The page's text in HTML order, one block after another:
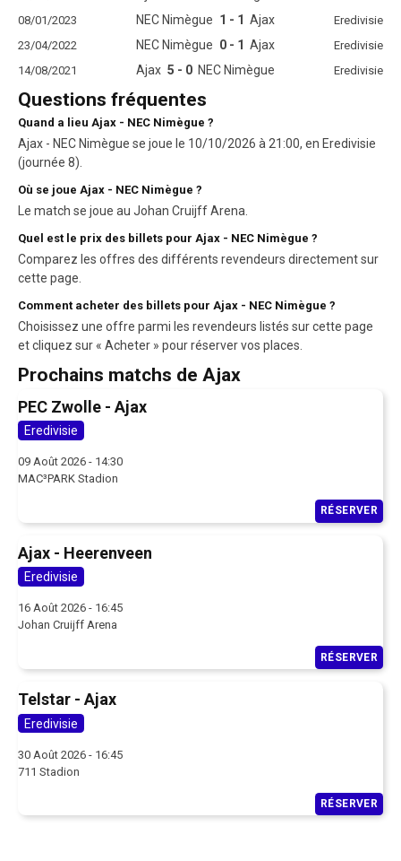
08/01/2023
NEC Nimègue 1 - 1 Ajax
Eredivisie
23/04/2022
NEC Nimègue 0 - 1 Ajax
Eredivisie
14/08/2021
Ajax 5 - 0 NEC Nimègue Eredivisie
Questions fréquentes
Quand a lieu Ajax - NEC Nimègue ?
Ajax - NEC Nimègue se joue le 10/10/2026 à 21:00, en Eredivisie
(journée 8).
Où se joue Ajax - NEC Nimègue ?
Le match se joue au Johan Cruijff Arena.
Quel est le prix des billets pour Ajax - NEC Nimègue ?
Comparez les offres des différents revendeurs directement sur
cette page.
Comment acheter des billets pour Ajax - NEC Nimègue ?
Choisissez une offre parmi les revendeurs listés sur cette page
et cliquez sur « Acheter » pour réserver vos places.
Prochains matchs de Ajax
PEC Zwolle - Ajax
Eredivisie
09 Août 2026 - 14:30
MAC³PARK Stadion
RÉSERVER
Ajax - Heerenveen
Eredivisie
16 Août 2026 - 16:45
Johan Cruijff Arena
RÉSERVER
Telstar - Ajax
Eredivisie
30 Août 2026 - 16:45
711 Stadion
RÉSERVER